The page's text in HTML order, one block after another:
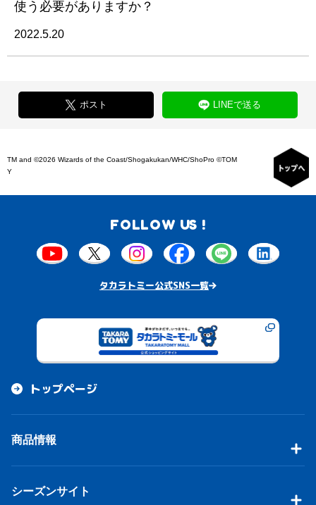
使う必要がありますか？
2022.5.20
ポスト LINEで送る
TM and ©2026 Wizards of the Coast/Shogakukan/WHC/ShoPro ©TOM
Y
FOLLOW US !
タカラトミー公式SNS一覧
トップページ
商品情報
シーズンサイト